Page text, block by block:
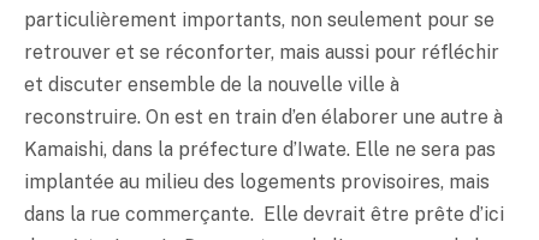
particulièrement importants, non seulement pour se
retrouver et se réconforter, mais aussi pour réfléchir
et discuter ensemble de la nouvelle ville à
reconstruire. On est en train d’en élaborer une autre à
Kamaishi, dans la préfecture d’Iwate. Elle ne sera pas
implantée au milieu des logements provisoires, mais
dans la rue commerçante. Elle devrait être prête d’ici